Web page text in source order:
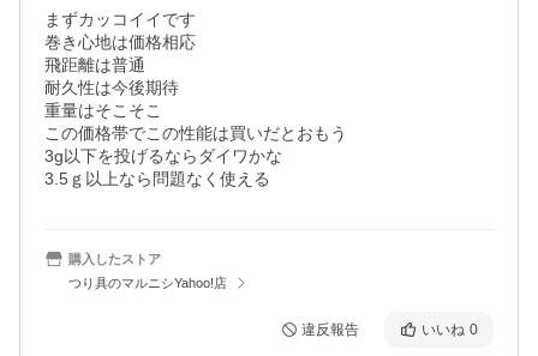
まずカッコイイです
巻き心地は価格相応
飛距離は普通
耐久性は今後期待
重量はそこそこ
この価格帯でこの性能は買いだとおもう
3g以下を投げるならダイワかな
3.5ｇ以上なら問題なく使える
購入したストア
つり具のマルニシYahoo!店
違反報告 いいね 0